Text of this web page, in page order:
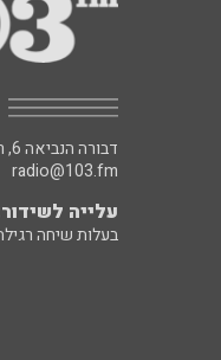
דבורה הנביאה 6, רמת השרון
radio@103.fm
עלייה לשידור: 0552-103-
בעלות שיחה